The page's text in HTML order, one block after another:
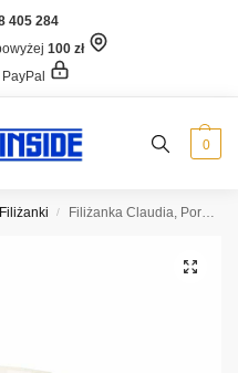
405 284
100 zł
0
Filiżanki / Filiżanka Claudia, Porzellanfabrik Wunsiedel